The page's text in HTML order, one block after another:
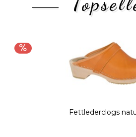
Fettlederclogs